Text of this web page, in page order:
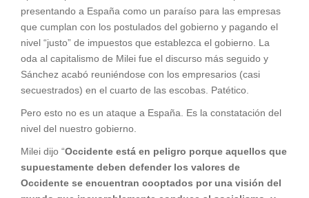
presentando a España como un paraíso para las empresas
que cumplan con los postulados del gobierno y pagando el
nivel “justo” de impuestos que establezca el gobierno. La
oda al capitalismo de Milei fue el discurso más seguido y
Sánchez acabó reuniéndose con los empresarios (casi
secuestrados) en el cuarto de las escobas. Patético.
Pero esto no es un ataque a España. Es la constatación del
nivel del nuestro gobierno.
Milei dijo “Occidente está en peligro porque aquellos que
supuestamente deben defender los valores de
Occidente se encuentran cooptados por una visión del